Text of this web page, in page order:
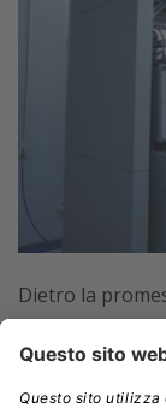
Dietro la
quantisticosi
delicata.Il
per funzionare,